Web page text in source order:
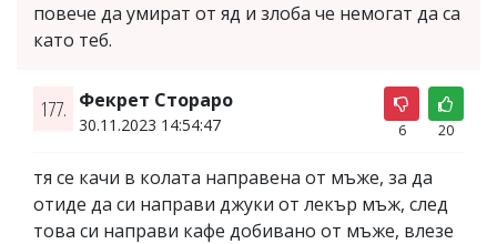
повече да умират от яд и злоба че немогат да са
като теб.
177. Фекрет Стораро
30.11.2023 14:54:47 6 20
тя се качи в колата направена от мъже, за да
отиде да си направи джуки от лекър мъж, след
това си направи кафе добивано от мъже, влезе